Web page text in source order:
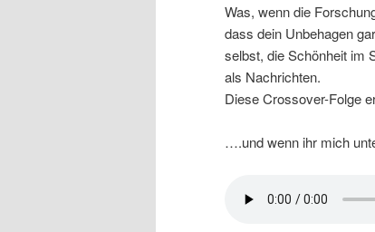
Was, wenn die
dass dein Unbehagen
selbst, die Schönheit im
als Nachrichten.
Diese Crossover-Folge
….und wenn ihr mich